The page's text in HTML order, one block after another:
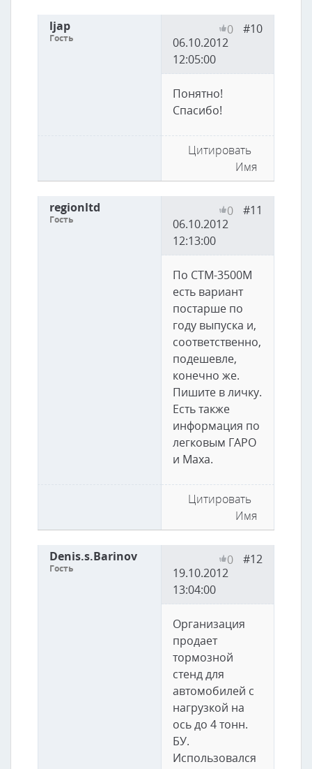
ljap
Гость
#10
0
06.10.2012
12:05:00
Понятно!
Спасибо!
Цитировать
Имя
regionltd
Гость
#11
0
06.10.2012
12:13:00
По СТМ-3500М
есть вариант
постарше по
году выпуска и,
соответственно,
подешевле,
конечно же.
Пишите в личку.
Есть также
информация по
легковым ГАРО
и Маха.
Цитировать
Имя
Denis.s.Barinov
Гость
#12
0
19.10.2012
13:04:00
Организация
продает
тормозной
стенд для
автомобилей с
нагрузкой на
ось до 4 тонн.
БУ.
Использовался